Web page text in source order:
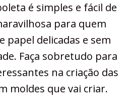
é simples e fácil de
para quem
papel delicadas e sem
Faça sobretudo para
na criação das
moldes que vai criar.